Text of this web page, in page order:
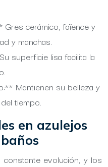
cerámico, faïence y
y manchas.
superficie lisa facilita la
Mantienen su belleza y
tiempo.
en azulejos
evolución, y los